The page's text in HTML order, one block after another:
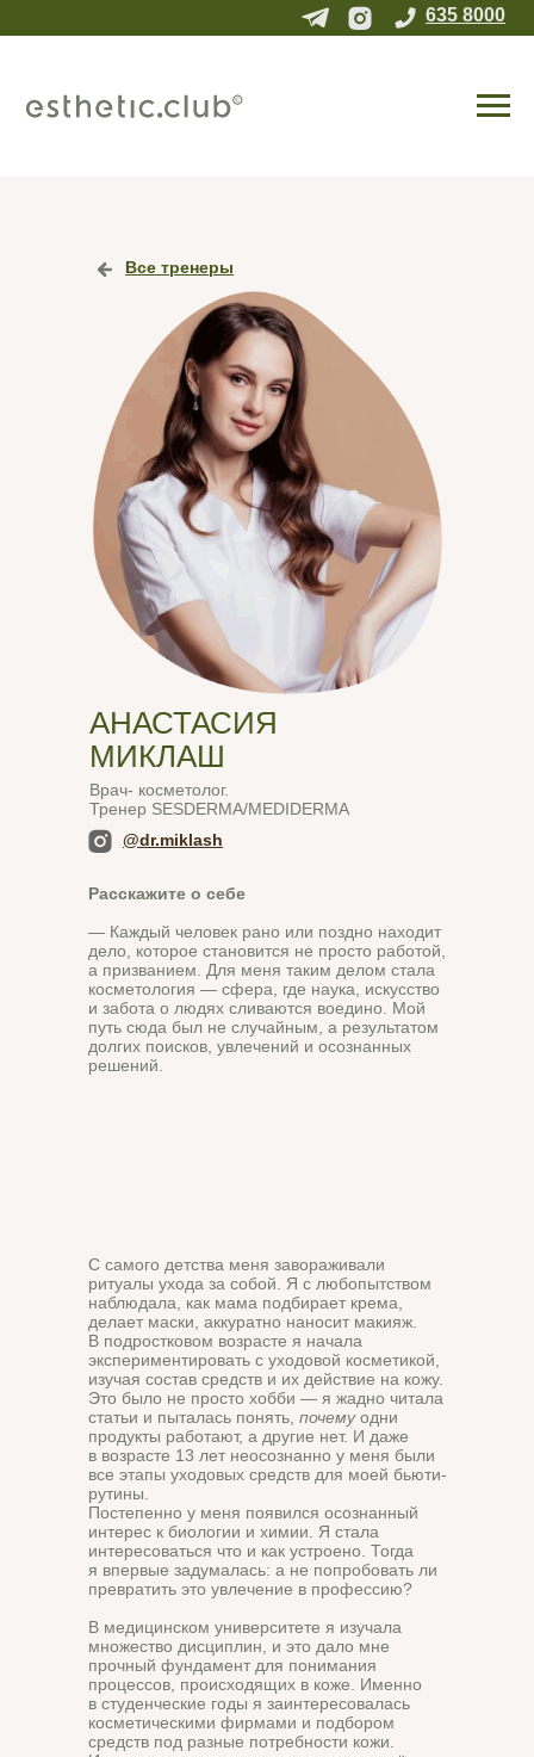
635 8000
АНАСТАСИЯ
МИКЛАШ
@dr.miklash
С самого детства меня завораживали
ритуалы ухода за собой. Я с любопытством
наблюдала, как мама подбирает крема,
делает маски, аккуратно наносит макияж.
В подростковом возрасте я начала
экспериментировать с уходовой косметикой,
изучая состав средств и их действие на кожу.
Это было не просто хобби — я жадно читала
статьи и пыталась понять, почемуодни
продукты работают, а другие нет. И даже
в возрасте 13 лет неосознанно у меня были
все этапы уходовых средств для моей бьюти-
рутины.
Постепенно у меня появился осознанный
интерес к биологии и химии. Я стала
интересоваться что и как устроено. Тогда
я впервые задумалась: а не попробовать ли
превратить это увлечение в профессию?
В медицинском университете я изучала
множество дисциплин, и это дало мне
прочный фундамент для понимания
процессов, происходящих в коже. Именно
в студенческие годы я заинтересовалась
косметическими фирмами и подбором
средств под разные потребности кожи.
Врач- косметолог.
Тренер SESDERMA/MEDIDERMA
Все тренеры
Расскажите о себе
— Каждый человек рано или поздно находит
дело, которое становится не просто работой,
а призванием. Для меня таким делом стала
косметология — сфера, где наука, искусство
и забота о людях сливаются воедино. Мой
путь сюда был не случайным, а результатом
долгих поисков, увлечений и осознанных
решений.